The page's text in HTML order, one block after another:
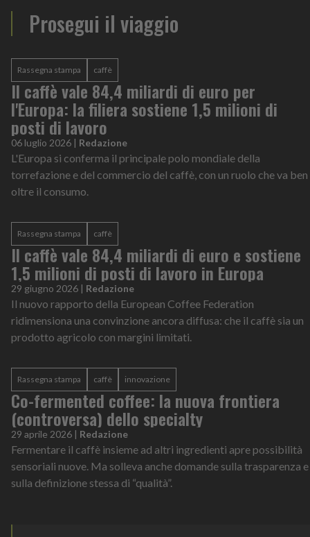
Prosegui il viaggio
Rassegna stampa caffè
Il caffè vale 84,4 miliardi di euro per
l'Europa: la filiera sostiene 1,5 milioni di
posti di lavoro
06 luglio 2026 | Redazione
L'Europa si conferma il principale polo mondiale della
torrefazione e del commercio del caffè, con un ruolo che va ben
oltre il consumo.
Rassegna stampa caffè
Il caffè vale 84,4 miliardi di euro e sostiene
1,5 milioni di posti di lavoro in Europa
29 giugno 2026 | Redazione
Il nuovo rapporto della European Coffee Federation
ridimensiona una convinzione ancora diffusa: che il caffè sia un
prodotto agricolo con margini limitati.
Rassegna stampa caffè innovazione
Co-fermented coffee: la nuova frontiera
(controversa) dello specialty
29 aprile 2026 | Redazione
Fermentare il caffè insieme ad altri ingredienti apre possibilità
sensoriali nuove. Ma solleva anche domande sulla trasparenza e
sulla definizione stessa di “qualità”.